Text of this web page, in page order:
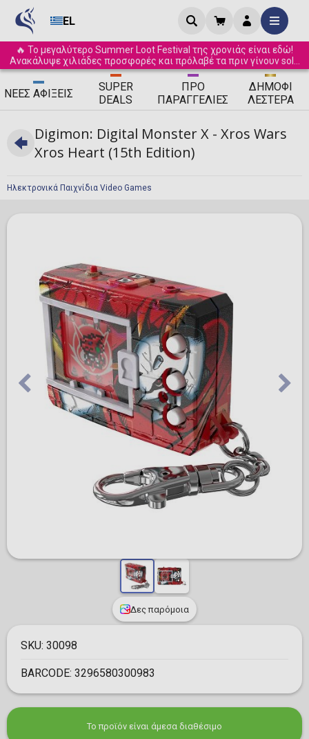
EL
🔥 Το μεγαλύτερο Summer Loot Festival της χρονιάς είναι εδώ!
Ανακάλυψε χιλιάδες προσφορές και πρόλαβέ τα πριν γίνουν sold
out! ☀️
ΝΈΕΣ ΑΦΊΞΕΙΣ
SUPER
DEALS
ΠΡΟ
ΠΑΡΑΓΓΕΛΊΕΣ
ΔΗΜΟΦΙ
ΛΈΣΤΕΡΑ
Ηλεκτρονικά Παιχνίδια Video Games
Digimon: Digital Monster X - Xros Wars
Xros Heart (15th Edition)
Δες παρόμοια
SKU: 30098
BARCODE: 3296580300983
Το προϊόν είναι άμεσα διαθέσιμο